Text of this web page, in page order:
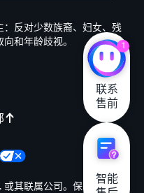
反对少数族裔、妇女、残
和年龄歧视。
其联属公司。保留所有权
1
联系
售前
智能